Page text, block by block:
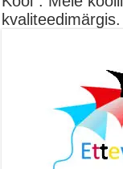
kvaliteedimärgis.